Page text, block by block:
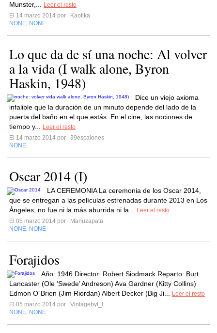
Munster,...
Leer el resto
El 14 marzo 2014 por
Kaotika
NONE NONE
Lo que da de sí una noche: Al volver
a la vida (I walk alone, Byron
Haskin, 1948)
Dice un viejo axioma
infalible que la duración de un minuto depende del lado de la
puerta del baño en el que estás. En el cine, las nociones de
tiempo y...
Leer el resto
El 14 marzo 2014 por
39escalones
NONE
Oscar 2014 (I)
LA CEREMONIA La ceremonia de los Oscar 2014,
que se entregan a las películas estrenadas durante 2013 en Los
Ángeles, no fue ni la más aburrida ni la...
Leer el resto
El 05 marzo 2014 por
Manuzapata
NONE NONE
Forajidos
Año: 1946 Director: Robert Siodmack Reparto: Burt
Lancaster (Ole ‘Swede’ Andreson) Ava Gardner (Kitty Collins)
Edmon O´Brien (Jim Riordan) Albert Decker (Big Ji...
Leer el resto
El 05 marzo 2014 por
Vintagebyl_l
NONE NONE